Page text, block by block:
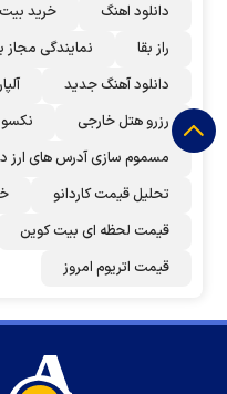
دانلود اهنگ خرید
راز بقا
نمایندگی
دانلود آهنگ جدید
رزرو هتل خارجی
نکسو
مسموم سازی آدرس های ارز
تحلیل قیمت کاردانو
قیمت لحظه ای بیت کوین
قیمت اتریوم امروز